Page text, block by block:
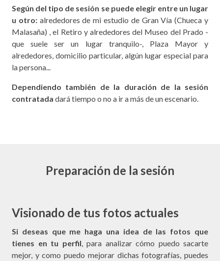
Según del tipo de sesión se puede elegir entre un lugar
u otro: alrededores de mi estudio de Gran Vía (Chueca y
Malasaña) , el Retiro y alrededores del Museo del Prado -
que suele ser un lugar tranquilo-, Plaza Mayor y
alrededores, domicilio particular, algún lugar especial para
la persona...
Dependiendo también de la duración de la sesión
contratada dará tiempo o no a ir a más de un escenario.
Preparación de la sesión
Visionado de tus fotos actuales
Si deseas que me haga una idea de las fotos que
tienes en tu perfil , para analizar cómo puedo sacarte
mejor, y como puedo mejorar dichas fotografías, puedes